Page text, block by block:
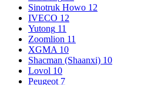
Sinotruk Howo 12
IVECO 12
Yutong 11
Zoomlion 11
XGMA 10
Shacman (Shaanxi) 10
Lovol 10
Peugeot 7